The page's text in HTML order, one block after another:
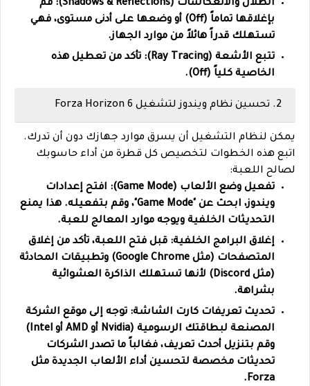
الظلال والانعكاسات (Shadows & Reflections):
قم
بإغلاقها تماماً (Off) أو وضعها على أدنى مستوى، فهي
تستهلك قدراً هائلاً من موارد الجهاز.
تتبع الأشعة (Ray Tracing):
تأكد من تعطيل هذه
الخاصية كلياً (Off).
2. تحسين نظام ويندوز لتشغيل Forza Horizon 6
يمكن لنظام التشغيل أن يسرق موارد جهازك دون أن تدرك.
اتبع هذه الخطوات لتخصيص كل قطرة من أداء حاسوبك
لصالح اللعبة:
تفعيل وضع الألعاب (Game Mode):
افتح إعدادات
ويندوز، ابحث عن "Game Mode"، وقم بتفعيله. هذا يمنع
التحديثات الخلفية ويوجه موارد المعالج للعبة.
إغلاق البرامج الخلفية: قبل فتح اللعبة، تأكد من إغلاق
المتصفحات (مثل Google Chrome) وتطبيقات المحادثة
(مثل Discord) لأنها تستهلك الذاكرة العشوائية
بشراهة.
تحديث تعريفات كارت الشاشة: توجه إلى موقع الشركة
المصنعة لبطاقتك الرسومية (Nvidia أو AMD أو Intel)
وقم بتنزيل أحدث تعريف، فغالباً ما تصدر الشركات
تحديثات مخصصة لتحسين أداء الألعاب الجديدة مثل
Forza.